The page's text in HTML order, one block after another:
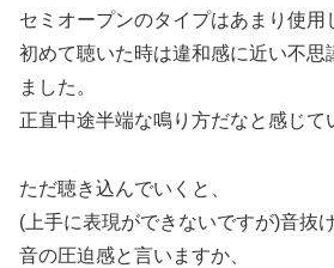
セミオープンのタイプはあまり使用
初めて聴いた時は違和感に近い不思
ました。
正直中途半端な鳴り方だなと感じて
ただ聴き込んでいくと、
(上手に表現ができないですが)音抜
音の圧迫感と言いますか、